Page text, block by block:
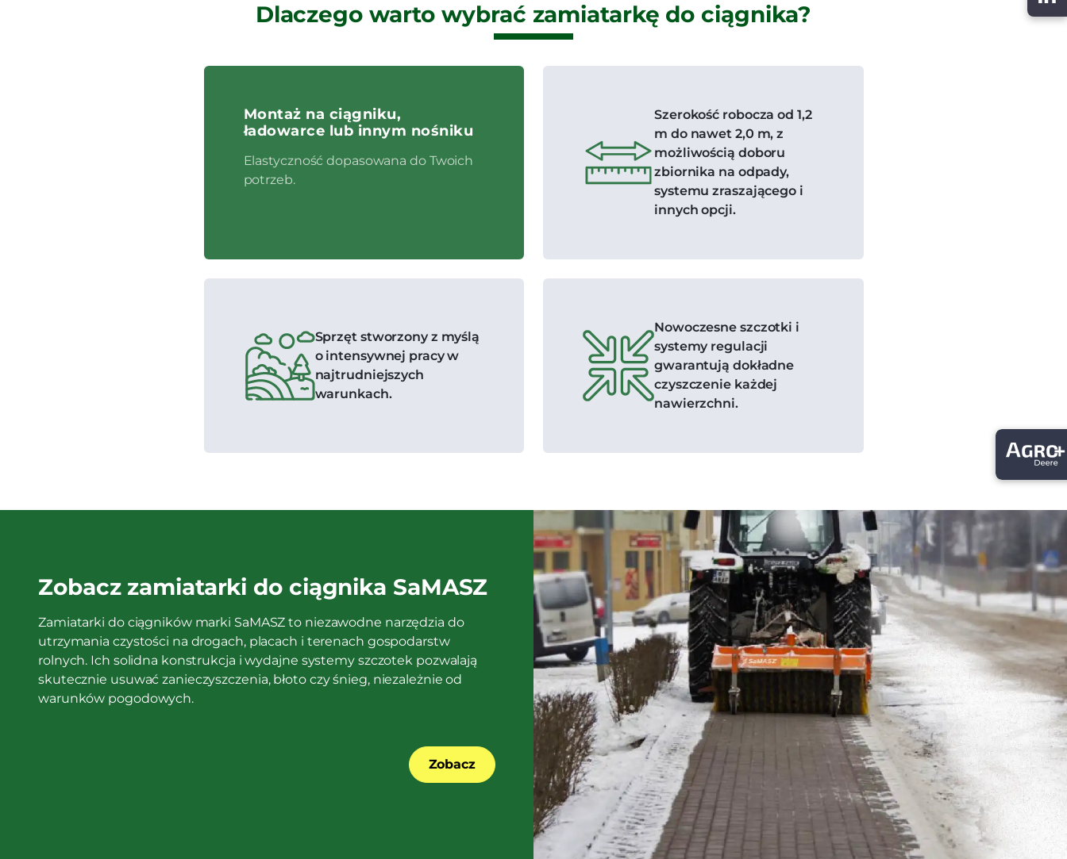
Dlaczego warto wybrać zamiatarkę do ciągnika?
Montaż na ciągniku,
ładowarce lub innym nośniku
Elastyczność dopasowana do Twoich
potrzeb.
Szerokość robocza od 1,2
m do nawet 2,0 m, z
możliwością doboru
zbiornika na odpady,
systemu zraszającego i
innych opcji.
Sprzęt stworzony z myślą
o intensywnej pracy w
najtrudniejszych
warunkach.
Nowoczesne szczotki i
systemy regulacji
gwarantują dokładne
czyszczenie każdej
nawierzchni.
Zobacz zamiatarki do ciągnika SaMASZ
Zamiatarki do ciągników marki SaMASZ to niezawodne narzędzia do
utrzymania czystości na drogach, placach i terenach gospodarstw
rolnych. Ich solidna konstrukcja i wydajne systemy szczotek pozwalają
skutecznie usuwać zanieczyszczenia, błoto czy śnieg, niezależnie od
warunków pogodowych.
Zobacz